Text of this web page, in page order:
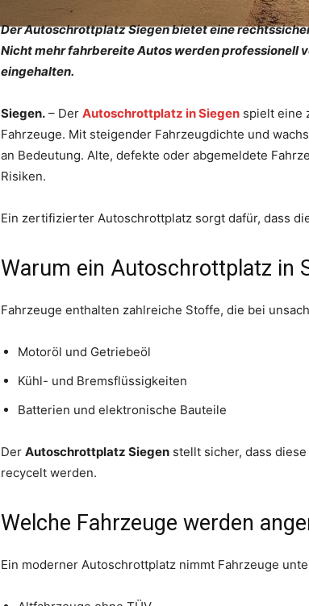
Der Autoschrottplatz Siegen bietet eine
Nicht mehr fahrbereite Autos werden
eingehalten.
Siegen. – Der Autoschrottplatz in Siegen spielt eine
Fahrzeuge. Mit steigender Fahrzeugdichte und
an Bedeutung. Alte, defekte oder abgemeldete
Risiken.
Ein zertifizierter Autoschrottplatz sorgt dafür, dass
Warum ein Autoschrottplatz in
Fahrzeuge enthalten zahlreiche Stoffe, die bei
Motoröl und Getriebeöl
Kühl- und Bremsflüssigkeiten
Batterien und elektronische Bauteile
Der Autoschrottplatz Siegen stellt sicher, dass
recycelt werden.
Welche Fahrzeuge werden
Ein moderner Autoschrottplatz nimmt Fahrzeuge